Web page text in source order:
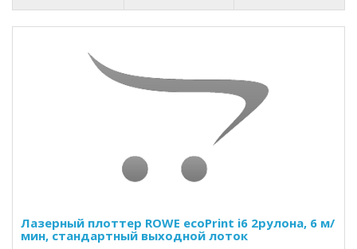
Лазерный плоттер ROWE ecoPrint i6 2рулона, 6 м/
мин, стандартный выходной лоток